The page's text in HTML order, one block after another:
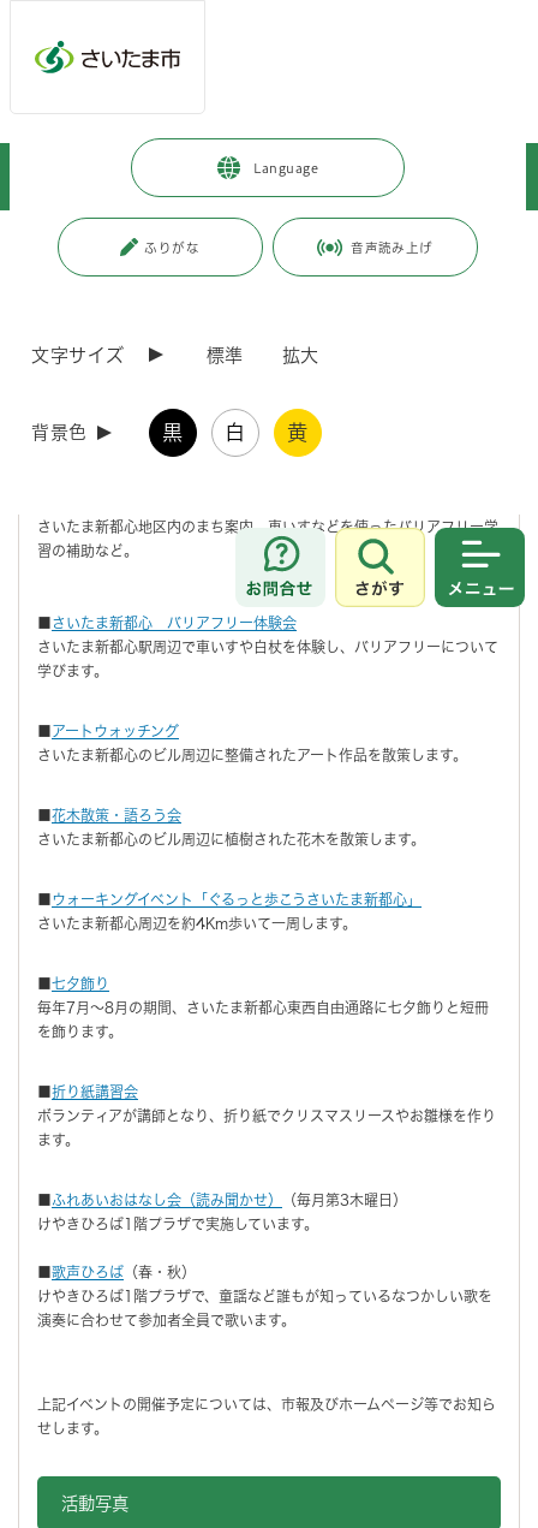
Language
ふりがな 音声読み上げ
文字サイズ 標準 拡大
背景色 黒 白 黄
お問合せ
さがす
市政情報 募集 > 市民参加
さいたま新都心ふれあいプラザ主催イベント
更新日付：2026年7月6日 / ページ番号：C042407
ちづくりボランティア」が中心となり、季節のイベント等を開催してい
ます。
どのイベントも無料で参加できます。どうぞお気軽にご参加ください！
さいたま新都心地区内のまち案内、車いすなどを使ったバリアフリー学
習の補助など。
さいたま新都心 バリアフリー体験会
さいたま新都心駅周辺で車いすや白杖を体験し、バリアフリーについて
学びます。
アートウォッチング
さいたま新都心のビル周辺に整備されたアート作品を散策します。
花木散策・語ろう会
さいたま新都心のビル周辺に植樹された花木を散策します。
ウォーキングイベント「ぐるっと歩こうさいたま新都心」
さいたま新都心周辺を約4Km歩いて一周します。
七夕飾り
毎年7月～8月の期間、さいたま新都心東西自由通路に七夕飾りと短冊
を飾ります。
折り紙講習会
ボランティアが講師となり、折り紙でクリスマスリースやお雛様を作り
ます。
ふれあいおはなし会（読み聞かせ）
（毎月第3木曜日）
けやきひろば1階プラザで実施しています。
歌声ひろば （春・秋）
けやきひろば1階プラザで、童謡など誰もが知っているなつかしい歌を
演奏に合わせて参加者全員で歌います。
上記イベントの開催予定については、市報及びホームページ等でお知ら
せします。
活動写真